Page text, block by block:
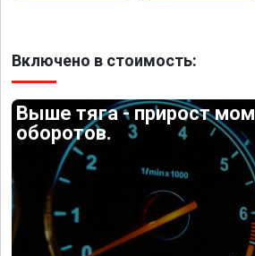
Включено в стоимость:
Выше тяга - прирост
оборотов.